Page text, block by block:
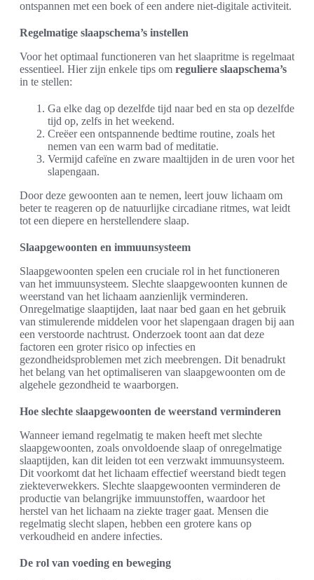
ontspannen met een boek of een andere niet-digitale activiteit.
Regelmatige slaapschema’s instellen
Voor het optimaal functioneren van het slaapritme is regelmaat
essentieel. Hier zijn enkele tips om reguliere slaapschema’s
in te stellen:
Ga elke dag op dezelfde tijd naar bed en sta op dezelfde
tijd op, zelfs in het weekend.
Creëer een ontspannende bedtime routine, zoals het
nemen van een warm bad of meditatie.
Vermijd cafeïne en zware maaltijden in de uren voor het
slapengaan.
Door deze gewoonten aan te nemen, leert jouw lichaam om
beter te reageren op de natuurlijke circadiane ritmes, wat leidt
tot een diepere en herstellendere slaap.
Slaapgewoonten en immuunsysteem
Slaapgewoonten spelen een cruciale rol in het functioneren
van het immuunsysteem. Slechte slaapgewoonten kunnen de
weerstand van het lichaam aanzienlijk verminderen.
Onregelmatige slaaptijden, laat naar bed gaan en het gebruik
van stimulerende middelen voor het slapengaan dragen bij aan
een verstoorde nachtrust. Onderzoek toont aan dat deze
factoren een groter risico op infecties en
gezondheidsproblemen met zich meebrengen. Dit benadrukt
het belang van het optimaliseren van slaapgewoonten om de
algehele gezondheid te waarborgen.
Hoe slechte slaapgewoonten de weerstand verminderen
Wanneer iemand regelmatig te maken heeft met slechte
slaapgewoonten, zoals onvoldoende slaap of onregelmatige
slaaptijden, kan dit leiden tot een verzwakt immuunsysteem.
Dit voorkomt dat het lichaam effectief weerstand biedt tegen
ziekteverwekkers. Slechte slaapgewoonten verminderen de
productie van belangrijke immuunstoffen, waardoor het
herstel van het lichaam na ziekte trager gaat. Mensen die
regelmatig slecht slapen, hebben een grotere kans op
verkoudheid en andere infecties.
De rol van voeding en beweging